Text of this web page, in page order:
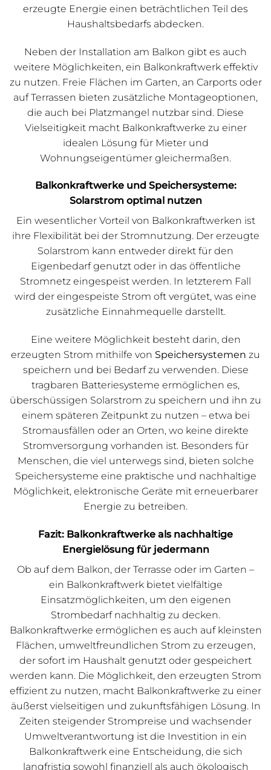
erzeugte Energie einen beträchtlichen Teil des
Haushaltsbedarfs abdecken.
Neben der Installation am Balkon gibt es auch
weitere Möglichkeiten, ein Balkonkraftwerk effektiv
zu nutzen. Freie Flächen im Garten, an Carports oder
auf Terrassen bieten zusätzliche Montageoptionen,
die auch bei Platzmangel nutzbar sind. Diese
Vielseitigkeit macht Balkonkraftwerke zu einer
idealen Lösung für Mieter und
Wohnungseigentümer gleichermaßen.
Balkonkraftwerke und Speichersysteme:
Solarstrom optimal nutzen
Ein wesentlicher Vorteil von Balkonkraftwerken ist
ihre Flexibilität bei der Stromnutzung. Der erzeugte
Solarstrom kann entweder direkt für den
Eigenbedarf genutzt oder in das öffentliche
Stromnetz eingespeist werden. In letzterem Fall
wird der eingespeiste Strom oft vergütet, was eine
zusätzliche Einnahmequelle darstellt.
Eine weitere Möglichkeit besteht darin, den
erzeugten Strom mithilfe von Speichersystemen zu
speichern und bei Bedarf zu verwenden. Diese
tragbaren Batteriesysteme ermöglichen es,
überschüssigen Solarstrom zu speichern und ihn zu
einem späteren Zeitpunkt zu nutzen – etwa bei
Stromausfällen oder an Orten, wo keine direkte
Stromversorgung vorhanden ist. Besonders für
Menschen, die viel unterwegs sind, bieten solche
Speichersysteme eine praktische und nachhaltige
Möglichkeit, elektronische Geräte mit erneuerbarer
Energie zu betreiben.
Fazit: Balkonkraftwerke als nachhaltige
Energielösung für jedermann
Ob auf dem Balkon, der Terrasse oder im Garten –
ein Balkonkraftwerk bietet vielfältige
Einsatzmöglichkeiten, um den eigenen
Strombedarf nachhaltig zu decken.
Balkonkraftwerke ermöglichen es auch auf kleinsten
Flächen, umweltfreundlichen Strom zu erzeugen,
der sofort im Haushalt genutzt oder gespeichert
werden kann. Die Möglichkeit, den erzeugten Strom
effizient zu nutzen, macht Balkonkraftwerke zu einer
äußerst vielseitigen und zukunftsfähigen Lösung. In
Zeiten steigender Strompreise und wachsender
Umweltverantwortung ist die Investition in ein
Balkonkraftwerk eine Entscheidung, die sich
langfristig sowohl finanziell als auch ökologisch